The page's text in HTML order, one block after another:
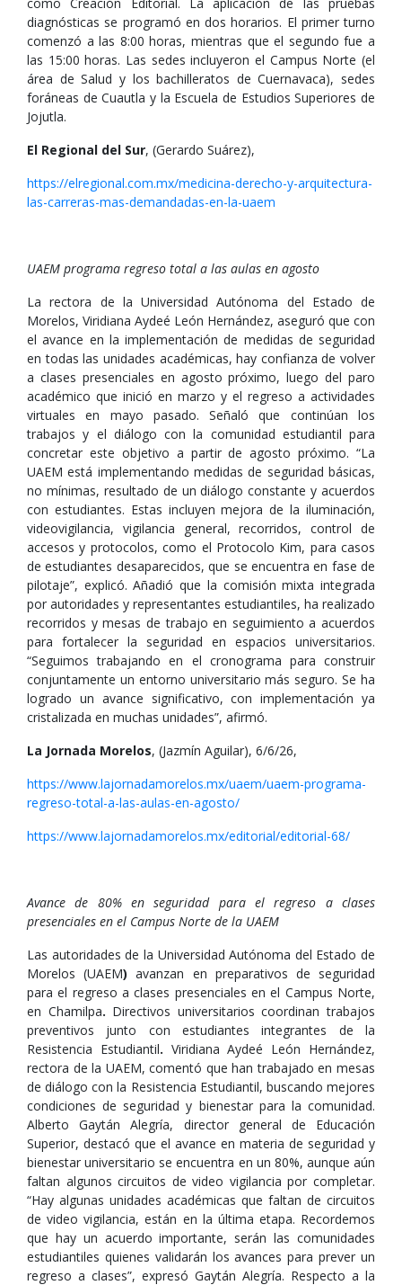
diagnósticas se programó en dos horarios. El primer turno
comenzó a las 8:00 horas, mientras que el segundo fue a
las 15:00 horas. Las sedes incluyeron el Campus Norte (el
área de Salud y los bachilleratos de Cuernavaca), sedes
foráneas de Cuautla y la Escuela de Estudios Superiores de
Jojutla.
El Regional del Sur, (Gerardo Suárez),
https://elregional.com.mx/medicina-derecho-y-arquitectura-
las-carreras-mas-demandadas-en-la-uaem
UAEM programa regreso total a las aulas en agosto
La rectora de la Universidad Autónoma del Estado de
Morelos, Viridiana Aydeé León Hernández, aseguró que con
el avance en la implementación de medidas de seguridad
en todas las unidades académicas, hay confianza de volver
a clases presenciales en agosto próximo, luego del paro
académico que inició en marzo y el regreso a actividades
virtuales en mayo pasado. Señaló que continúan los
trabajos y el diálogo con la comunidad estudiantil para
concretar este objetivo a partir de agosto próximo. “La
UAEM está implementando medidas de seguridad básicas,
no mínimas, resultado de un diálogo constante y acuerdos
con estudiantes. Estas incluyen mejora de la iluminación,
videovigilancia, vigilancia general, recorridos, control de
accesos y protocolos, como el Protocolo Kim, para casos
de estudiantes desaparecidos, que se encuentra en fase de
pilotaje”, explicó. Añadió que la comisión mixta integrada
por autoridades y representantes estudiantiles, ha realizado
recorridos y mesas de trabajo en seguimiento a acuerdos
para fortalecer la seguridad en espacios universitarios.
“Seguimos trabajando en el cronograma para construir
conjuntamente un entorno universitario más seguro. Se ha
logrado un avance significativo, con implementación ya
cristalizada en muchas unidades”, afirmó.
La Jornada Morelos, (Jazmín Aguilar), 6/6/26,
https://www.lajornadamorelos.mx/uaem/uaem-programa-
regreso-total-a-las-aulas-en-agosto/
https://www.lajornadamorelos.mx/editorial/editorial-68/
Avance de 80% en seguridad para el regreso a clases
presenciales en el Campus Norte de la UAEM
Las autoridades de la Universidad Autónoma del Estado de
Morelos (UAEM)avanzan en preparativos de seguridad
para el regreso a clases presenciales en el Campus Norte,
en Chamilpa. Directivos universitarios coordinan trabajos
preventivos junto con estudiantes integrantes de la
Resistencia Estudiantil. Viridiana Aydeé León Hernández,
rectora de la UAEM, comentó que han trabajado en mesas
de diálogo con la Resistencia Estudiantil, buscando mejores
condiciones de seguridad y bienestar para la comunidad.
Alberto Gaytán Alegría, director general de Educación
Superior, destacó que el avance en materia de seguridad y
bienestar universitario se encuentra en un 80%, aunque aún
faltan algunos circuitos de video vigilancia por completar.
“Hay algunas unidades académicas que faltan de circuitos
de video vigilancia, están en la última etapa. Recordemos
que hay un acuerdo importante, serán las comunidades
estudiantiles quienes validarán los avances para prever un
regreso a clases”, expresó Gaytán Alegría. Respecto a la